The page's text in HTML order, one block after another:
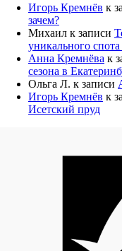
Игорь Кремнёв к
зачем?
Михаил к записи
уникального
Анна Кремнёва к
сезона в
Ольга Л. к записи
Игорь Кремнёв к
Исетский пруд